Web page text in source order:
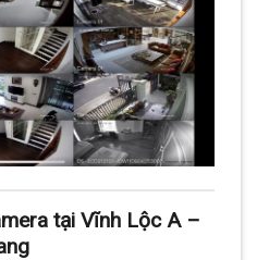
tại Vĩnh Lộc A –